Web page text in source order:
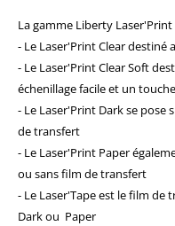
La gamme Liberty
- Le Laser'Print Clear destiné
- Le Laser'Print Clear Soft
échenillage facile et un
- Le Laser'Print Dark se
de transfert
- Le Laser'Print Paper
ou sans film de transfert
- Le Laser'Tape est le film
Dark ou Paper